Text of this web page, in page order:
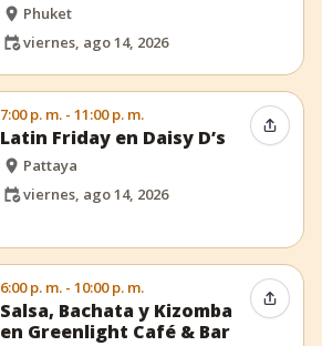
Phuket
viernes, ago 14, 2026
7:00 p. m. - 11:00 p. m.
Latin Friday en Daisy D’s
Pattaya
viernes, ago 14, 2026
6:00 p. m. - 10:00 p. m.
Salsa, Bachata y Kizomba
en Greenlight Café & Bar